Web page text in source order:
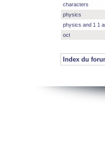
characters
physics
physics and 1 1
oct
Index du